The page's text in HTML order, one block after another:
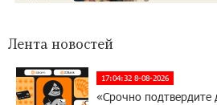
Лента новостей
17:04:32 8-08-2026
«Срочно подтвердите